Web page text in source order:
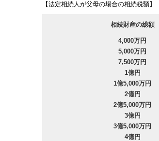
【法定相続人が父母の場合の相続税額】
相続財産の総額
4,000万円
5,000万円
7,500万円
1億円
1億5,000万円
2億円
2億5,000万円
3億円
3億5,000万円
4億円